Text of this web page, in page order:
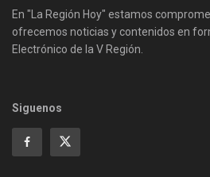
En "La Región Hoy" estamos
ofrecemos noticias y contenidos en
Electrónico de la V Región.
Siguenos